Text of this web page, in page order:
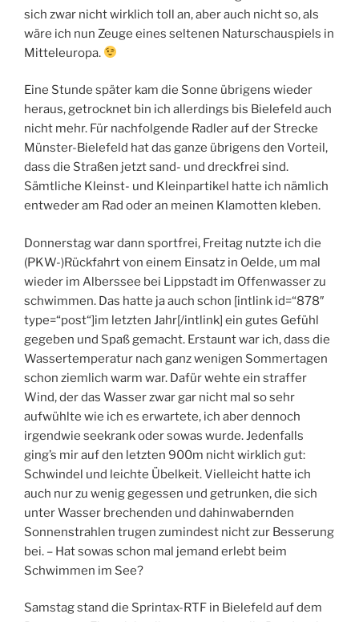
sich zwar nicht wirklich toll an, aber auch nicht so, als
wäre ich nun Zeuge eines seltenen Naturschauspiels in
Mitteleuropa.
Eine Stunde später kam die Sonne übrigens wieder
heraus, getrocknet bin ich allerdings bis Bielefeld auch
nicht mehr. Für nachfolgende Radler auf der Strecke
Münster-Bielefeld hat das ganze übrigens den Vorteil,
dass die Straßen jetzt sand- und dreckfrei sind.
Sämtliche Kleinst- und Kleinpartikel hatte ich nämlich
entweder am Rad oder an meinen Klamotten kleben.
Donnerstag war dann sportfrei, Freitag nutzte ich die
(PKW-)Rückfahrt von einem Einsatz in Oelde, um mal
wieder im Alberssee bei Lippstadt im Offenwasser zu
schwimmen. Das hatte ja auch schon [intlink id=“878″
type=“post“]im letzten Jahr[/intlink] ein gutes Gefühl
gegeben und Spaß gemacht. Erstaunt war ich, dass die
Wassertemperatur nach ganz wenigen Sommertagen
schon ziemlich warm war. Dafür wehte ein straffer
Wind, der das Wasser zwar gar nicht mal so sehr
aufwühlte wie ich es erwartete, ich aber dennoch
irgendwie seekrank oder sowas wurde. Jedenfalls
ging’s mir auf den letzten 900m nicht wirklich gut:
Schwindel und leichte Übelkeit. Vielleicht hatte ich
auch nur zu wenig gegessen und getrunken, die sich
unter Wasser brechenden und dahinwabernden
Sonnenstrahlen trugen zumindest nicht zur Besserung
bei. – Hat sowas schon mal jemand erlebt beim
Schwimmen im See?
Samstag stand die Sprintax-RTF in Bielefeld auf dem